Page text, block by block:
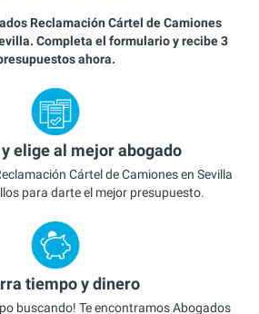
Reclamación Cártel de Camiones
Completa el formulario y recibe 3
ahora.
elige al mejor abogado
Cártel de Camiones en Sevilla
para darte el mejor presupuesto.
tiempo y dinero
buscando! Te encontramos Abogados